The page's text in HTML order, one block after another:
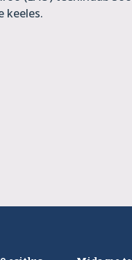
keeles.